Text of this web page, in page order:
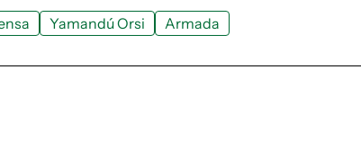
Yamandú Orsi Armada